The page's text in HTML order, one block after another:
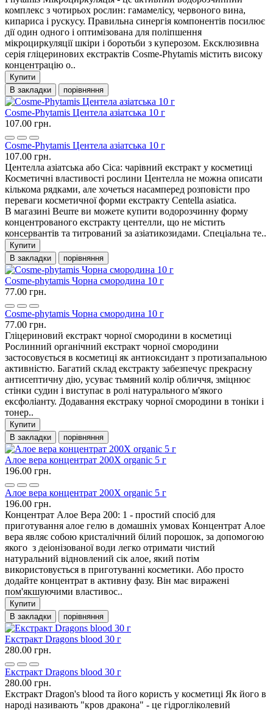
комплекс з чотирьох рослин: гамамелісу, червоного вина,
кипариса і рускусу. Правильна синергія компонентів посилює
дії один одного і оптимізована для поліпшення
мікроциркуляції шкіри і боротьби з куперозом. Ексклюзивна
серія гліцеринових екстрактів Cosme-Phytamis містить високу
концентрацію о..
Купити
В закладки
порівняння
Cosme-Phytamis Центела азіатська 10 г
107.00 грн.
Cosme-Phytamis Центела азіатська 10 г
107.00 грн.
Центелла азіатська або Cica: чарівний екстракт у косметиці
Косметичні властивості рослини Центелла не можна описати
кількома рядками, але хочеться насамперед розповісти про
переваги косметичної форми екстракту Centella asiatica.
В магазині Beurre ви можете купити водорозчинну форму
концентрованого екстракту центелли, що не містить
консервантів та титрований за азіатикозидами. Спеціальна те..
Купити
В закладки
порівняння
Cosme-phytamis Чорна смородина 10 г
77.00 грн.
Cosme-phytamis Чорна смородина 10 г
77.00 грн.
Гліцериновий екстракт чорної смородини в косметиці
Рослинний органічний екстракт чорної смородини
застосовується в косметиці як антиоксидант з протизапальною
активністю. Багатий склад екстракту забезпечує прекрасну
антисептичну дію, усуває тьмяний колір обличчя, зміцнює
стінки судин і виступає в ролі натурального м'якого
ексфоліанту. Додавання екстраку чорної смородини в тоніки і
тонер..
Купити
В закладки
порівняння
Алое вера концентрат 200Х organic 5 г
196.00 грн.
Алое вера концентрат 200Х organic 5 г
196.00 грн.
Концентрат Алое Вера 200: 1 - простий спосіб для
приготування алое гелю в домашніх умовах Концентрат Алое
вера являє собою кристалічний білий порошок, за допомогою
якого з деіонізованої води легко отримати чистий
натуральний відновлений сік алое, який потім
використовується в приготуванні косметики. Або просто
додайте концентрат в активну фазу. Він має виражені
пом'якшуючими властивос..
Купити
В закладки
порівняння
Екстракт Dragons blood 30 г
280.00 грн.
Екстракт Dragons blood 30 г
280.00 грн.
Екстракт Dragon's blood та його користь у косметиці Як його в
народі називають "кров дракона" - це гідрогліколевий